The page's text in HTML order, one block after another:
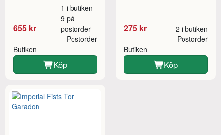
655 kr
1 i butiken
9 på
postorder
Butiken
Postorder
Köp
275 kr 2 i butiken
Butiken
Postorder
Köp